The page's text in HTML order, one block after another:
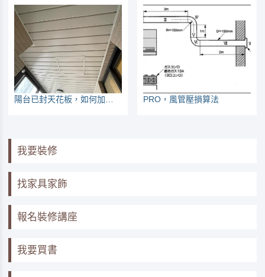
PRO，風管壓損算法
我要裝修
找家具家飾
報名裝修講座
我要買書